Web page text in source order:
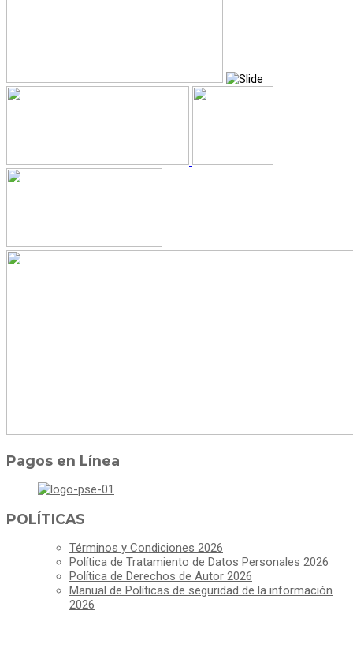
Pagos en Línea
POLÍTICAS
Términos y Condiciones 2026
Política de Tratamiento de Datos Personales 2026
Política de Derechos de Autor 2026
Manual de Políticas de seguridad de la información
2026